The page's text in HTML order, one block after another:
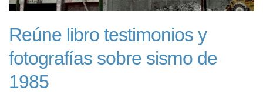
Reúne libro testimonios y
fotografías sobre sismo de
1985